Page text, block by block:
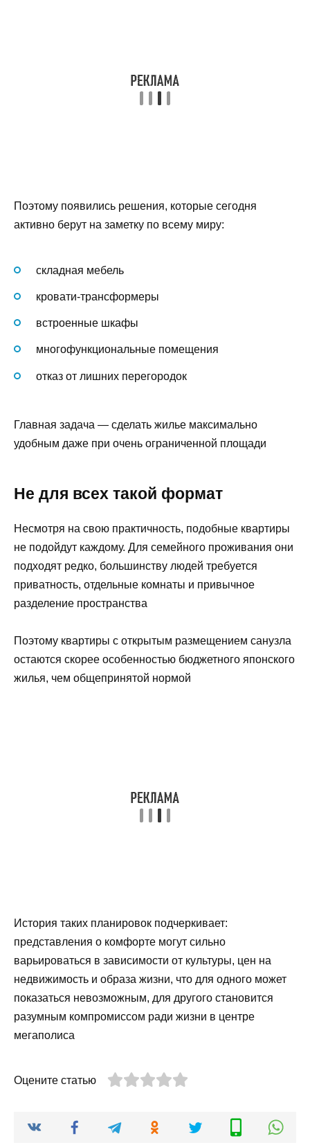
Поэтому появились решения, которые сегодня
активно берут на заметку по всему миру:
складная мебель
кровати-трансформеры
встроенные шкафы
многофункциональные помещения
отказ от лишних перегородок
Главная задача — сделать жилье максимально
удобным даже при очень ограниченной площади
Не для всех такой формат
Несмотря на свою практичность, подобные квартиры
не подойдут каждому. Для семейного проживания они
подходят редко, большинству людей требуется
приватность, отдельные комнаты и привычное
разделение пространства
Поэтому квартиры с открытым размещением санузла
остаются скорее особенностью бюджетного японского
жилья, чем общепринятой нормой
История таких планировок подчеркивает:
представления о комфорте могут сильно
варьироваться в зависимости от культуры, цен на
недвижимость и образа жизни, что для одного может
показаться невозможным, для другого становится
разумным компромиссом ради жизни в центре
мегаполиса
Оцените статью